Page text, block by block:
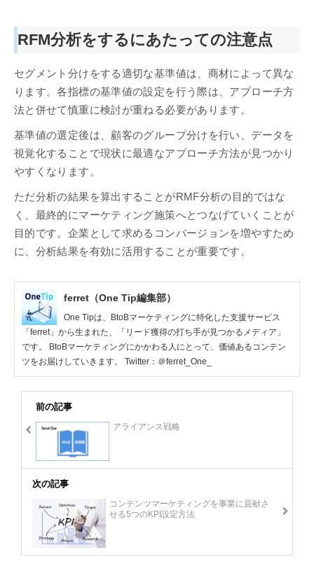
RFM分析をするにあたっての注意点
セグメント分けをする適切な基準値は、商材によって異な
ります。各指標の基準値の設定を行う際は、アプローチ方
法と併せて慎重に検討が重ねる必要があります。
基準値の選定後は、顧客のグループ分けを行い、データを
視覚化することで現状に最適なアプローチ方法が見つかり
やすくなります。
ただ分析の結果を算出することがRMF分析の目的ではな
く、最終的にマーケティング施策へとつなげていくことが
目的です。企業として求めるコンバージョンを増やすため
に、分析結果を有効に活用することが重要です。
ferret（One Tip編集部）
One Tipは、BtoBマーケティングに特化した支援サービス
「ferret」から生まれた、「リード獲得の打ち手が見つかるメディア」
です。 BtoBマーケティングにかかわる人にとって、価値あるコンテン
ツをお届けしていきます。 Twitter：＠ferret_One_
前の記事
アライアンス戦略
次の記事
コンテンツマーケティングを事業に貢献さ
せる5つのKPI設定方法